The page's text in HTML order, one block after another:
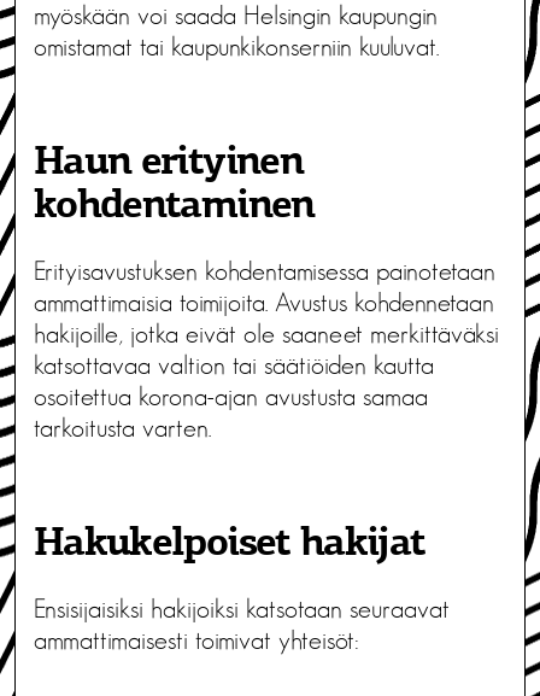
myöskään voi saada Helsingin kaupungin
omistamat tai kaupunkikonserniin kuuluvat.
Haun erityinen
kohdentaminen
Erityisavustuksen kohdentamisessa painotetaan
ammattimaisia toimijoita. Avustus kohdennetaan
hakijoille, jotka eivät ole saaneet merkittäväksi
katsottavaa valtion tai säätiöiden kautta
osoitettua korona-ajan avustusta samaa
tarkoitusta varten.
Hakukelpoiset hakijat
Ensisijaisiksi hakijoiksi katsotaan seuraavat
ammattimaisesti toimivat yhteisöt: